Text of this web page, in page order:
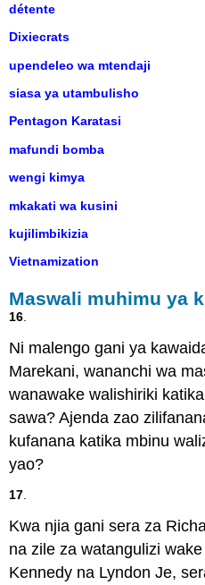
détente
Dixiecrats
upendeleo wa mtendaji
siasa ya utambulisho
Pentagon Karatasi
mafundi bomba
wengi kimya
mkakati wa kusini
kujilimbikizia
Vietnamization
Maswali muhimu ya
16
Ni malengo gani ya
Marekani, wananchi wa
wanawake walishiriki
sawa? Ajenda zao
kufanana katika mbinu
yao?
17
Kwa njia gani sera za
na zile za watangulizi
Kennedy na Lyndon Je,